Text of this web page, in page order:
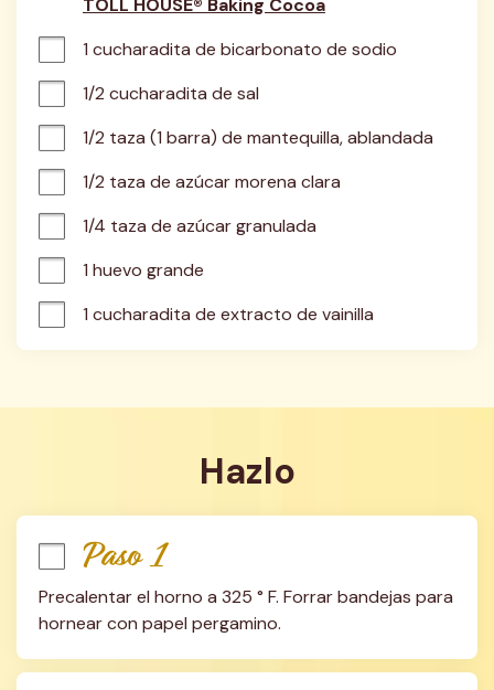
TOLL HOUSE® Baking Cocoa
1 cucharadita de bicarbonato de sodio
1/2 cucharadita de sal
1/2 taza (1 barra) de mantequilla, ablandada
1/2 taza de azúcar morena clara
1/4 taza de azúcar granulada
1 huevo grande
1 cucharadita de extracto de vainilla
Hazlo
Paso 1
Precalentar el horno a 325 ° F. Forrar bandejas para
hornear con papel pergamino.